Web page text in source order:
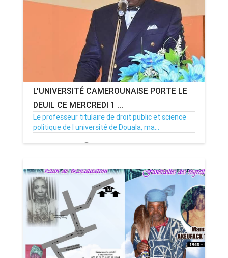
L'UNIVERSITÉ CAMEROUNAISE PORTE LE
DEUIL CE MERCREDI 1 ...
Le professeur titulaire de droit public et science
politique de l université de Douala, ma...
02/08/18 Par MenouActu 0